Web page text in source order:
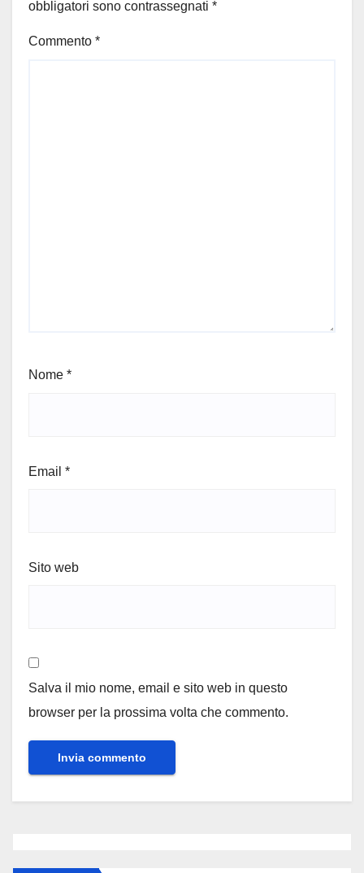
obbligatori sono contrassegnati *
Commento *
Nome *
Email *
Sito web
Salva il mio nome, email e sito web in questo
browser per la prossima volta che commento.